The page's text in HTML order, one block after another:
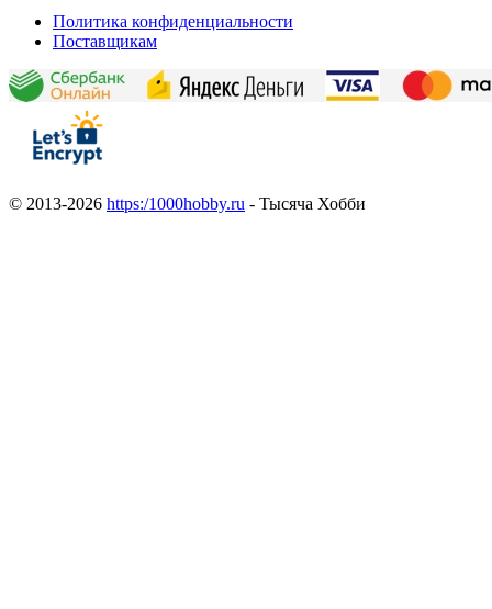
Политика конфиденциальности
Поставщикам
© 2013-2026 https:/1000hobby.ru - Тысяча Хобби